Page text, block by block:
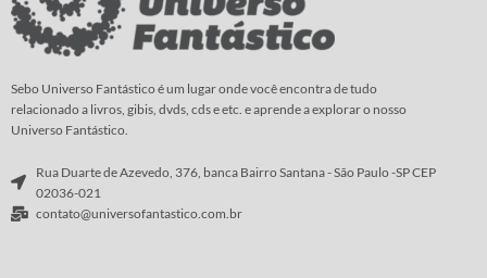
Sebo Universo Fantástico é um lugar onde você encontra de tudo
relacionado a livros, gibis, dvds, cds e etc. e aprende a explorar o nosso
Universo Fantástico.
Rua Duarte de Azevedo, 376, banca Bairro Santana - São Paulo -SP CEP
02036-021
contato@universofantastico.com.br